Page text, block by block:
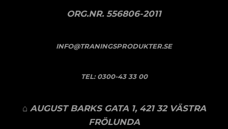
ORG.NR. 556806-2011
INFO@TRANINGSPRODUKTER.SE
TEL:0300-43 33 00
⌂ AUGUST BARKS GATA 1, 421 32 VÄSTRA
FRÖLUNDA